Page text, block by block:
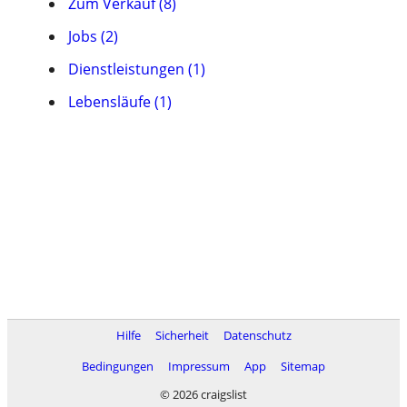
Jobs (2)
Dienstleistungen (1)
Lebensläufe (1)
Hilfe Sicherheit
Datenschutz
Bedingungen
Impressum App
Sitemap
© 2026 craigslist